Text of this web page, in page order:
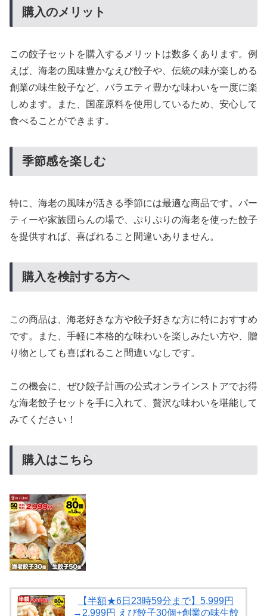
購入のメリット
この餃子セットを購入するメリットは数多くあります。例
えば、海老の風味豊かなえび餃子や、伝統の味が楽しめる
創業の味生餃子など、バラエティ豊かな味わいを一度に楽
しめます。また、国産原料を使用しているため、安心して
食べることができます。
季節感を楽しむ
特に、海老の風味が活きる季節には最適な商品です。パー
ティーや家族団らんの場で、ぷりぷりの海老を使った餃子
を提供すれば、喜ばれること間違いありません。
購入を検討する方へ
この商品は、海老好きな方や餃子好きな方に特におすすめ
です。また、手軽に本格的な味わいを楽しみたい方や、贈
り物としても喜ばれること間違いなしです。
この機会に、ぜひ餃子計画の公式オンラインストアでお得
な海老餃子セットを手に入れて、贅沢な味わいを堪能して
みてください！
購入はこちら
【半額★6日23時59分まで】5,999円
→2,999円 えび餃子30個+創業の味生餃